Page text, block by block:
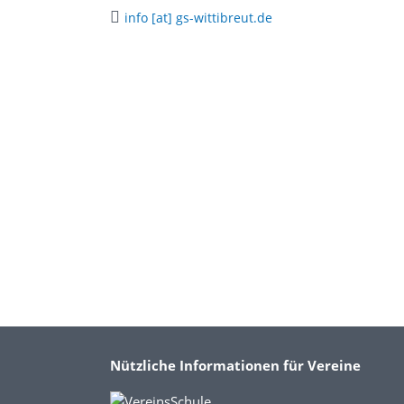
info [at] gs-wittibreut.de
Nützliche Informationen für Vereine